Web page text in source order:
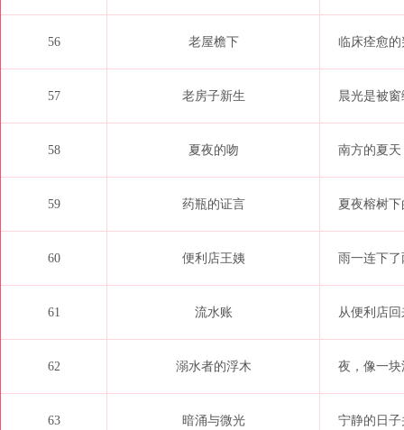
56 老屋檐下 临床痊愈
57 老房子新生 晨光是被
58 夏夜的吻 南方的夏
59 药瓶的证言 夏夜榕树
60 便利店王姨 雨一连下
61 流水账 从便利店
62 溺水者的浮木 夜，像一
63 暗涌与微光 宁静的日